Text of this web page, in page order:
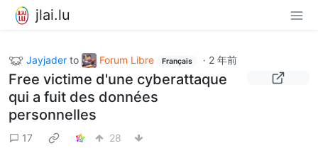
jlai.lu
Jayjader to Forum Libre Français · 2 年前
Free victime d'une cyberattaque
qui a fuit des données
personnelles
17 28